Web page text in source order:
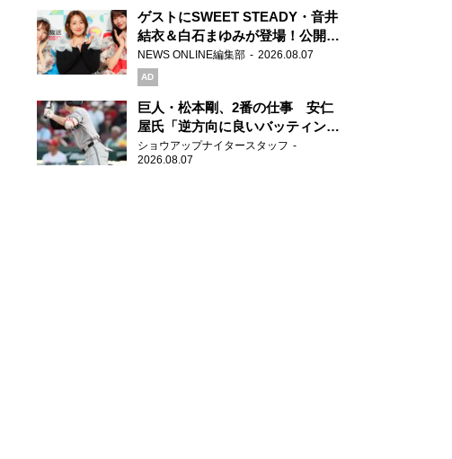
ゲストにSWEET STEADY・音井
結衣＆白石まゆみが登場！公開収
録で素顔全開！
NEWS ONLINE編集部 2026.08.07
AD
巨人・松本剛、2番の仕事 安仁
屋氏「逆方向に良いバッティン
グ」
ショウアップナイタースタッフ
2026.08.07